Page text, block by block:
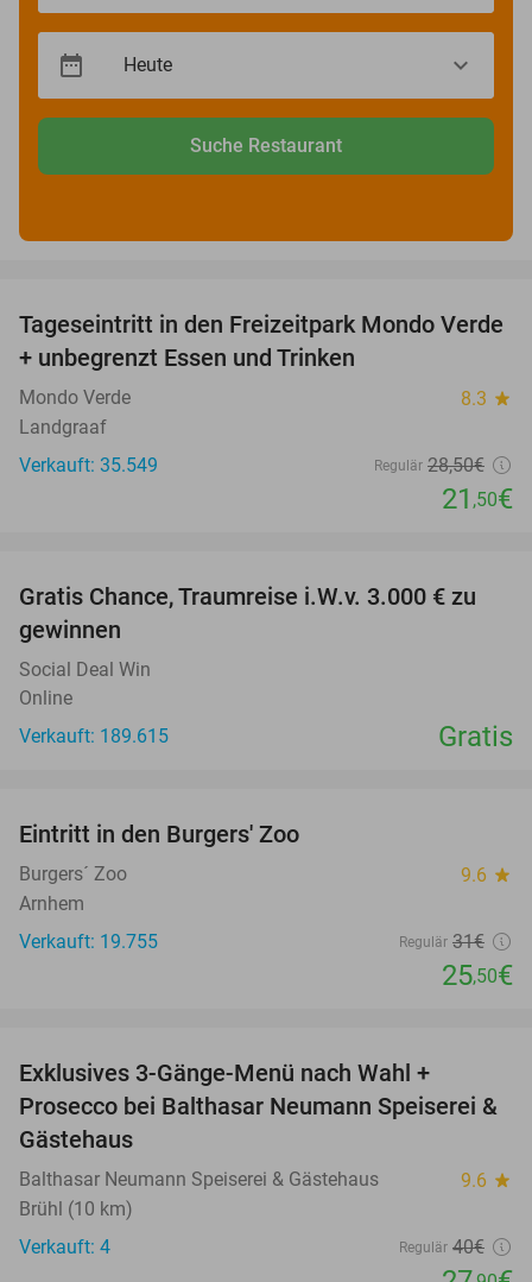
Suche Restaurant
25%
Tageseintritt in den Freizeitpark Mondo Verde
+ unbegrenzt Essen und Trinken
Mondo Verde 8.3 star
Landgraaf
Verkauft: 35.549
Regulär 28,50€
21 ,50€
Gratis Chance, Traumreise i.W.v. 3.000 € zu
gewinnen
Social Deal Win
Online
Verkauft: 189.615
Gratis
Eintritt in den Burgers' Zoo
Burgers´ Zoo 9.6 star
Arnhem
Verkauft: 19.755
Regulär 31€
25,50€
Exklusives 3-Gänge-Menü nach Wahl +
Prosecco bei Balthasar Neumann Speiserei &
Gästehaus
Balthasar Neumann Speiserei & Gästehaus 9.6 star
Brühl (10 km)
Verkauft: 4
Regulär 40€